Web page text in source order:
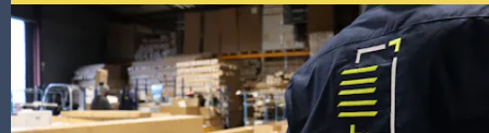
savoir
plus
sur
Axeptio